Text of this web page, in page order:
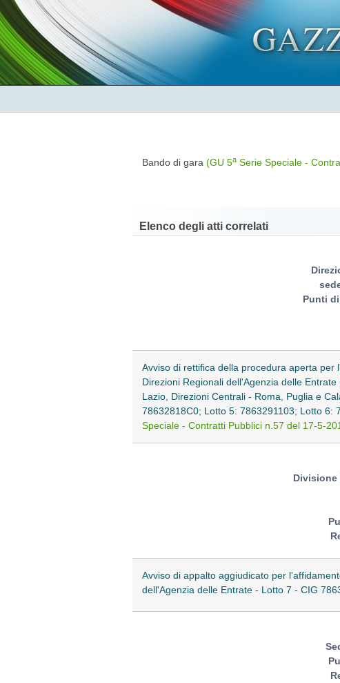
Bando di gara (GU 5a Serie Speciale -
Elenco degli atti correlati
Punti
Avviso di rettifica della procedura aperta
Direzioni Regionali dell'Agenzia delle
Lazio, Direzioni Centrali - Roma, Puglia e
78632818C0; Lotto 5: 7863291103; Lotto 6:
Speciale - Contratti Pubblici n.57 del 17-5-
Divisione
Avviso di appalto aggiudicato per
dell'Agenzia delle Entrate - Lotto 7 - CIG